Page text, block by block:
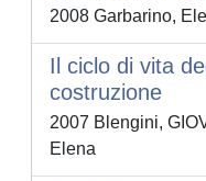
2008 Garbarino,
Il ciclo di vita
costruzione
2007 Blengini,
Elena